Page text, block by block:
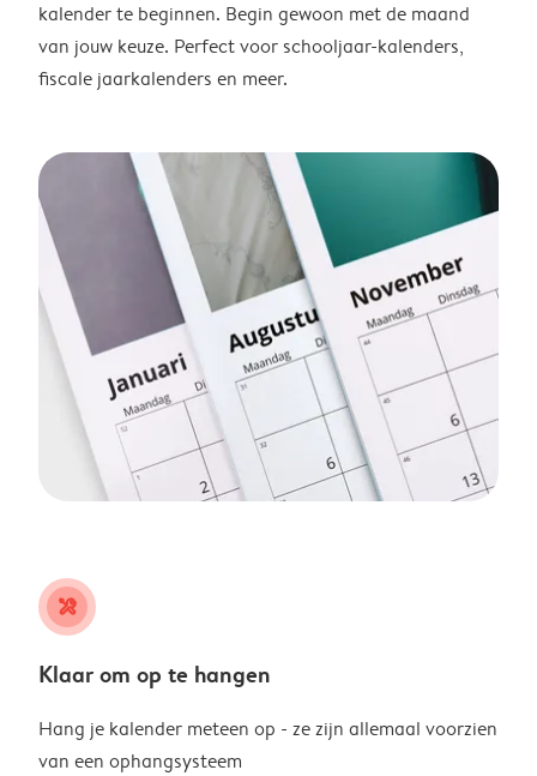
kalender te beginnen. Begin gewoon met de maand
van jouw keuze. Perfect voor schooljaar-kalenders,
fiscale jaarkalenders en meer.
tools
Klaar om op te hangen
Hang je kalender meteen op - ze zijn allemaal voorzien
van een ophangsysteem